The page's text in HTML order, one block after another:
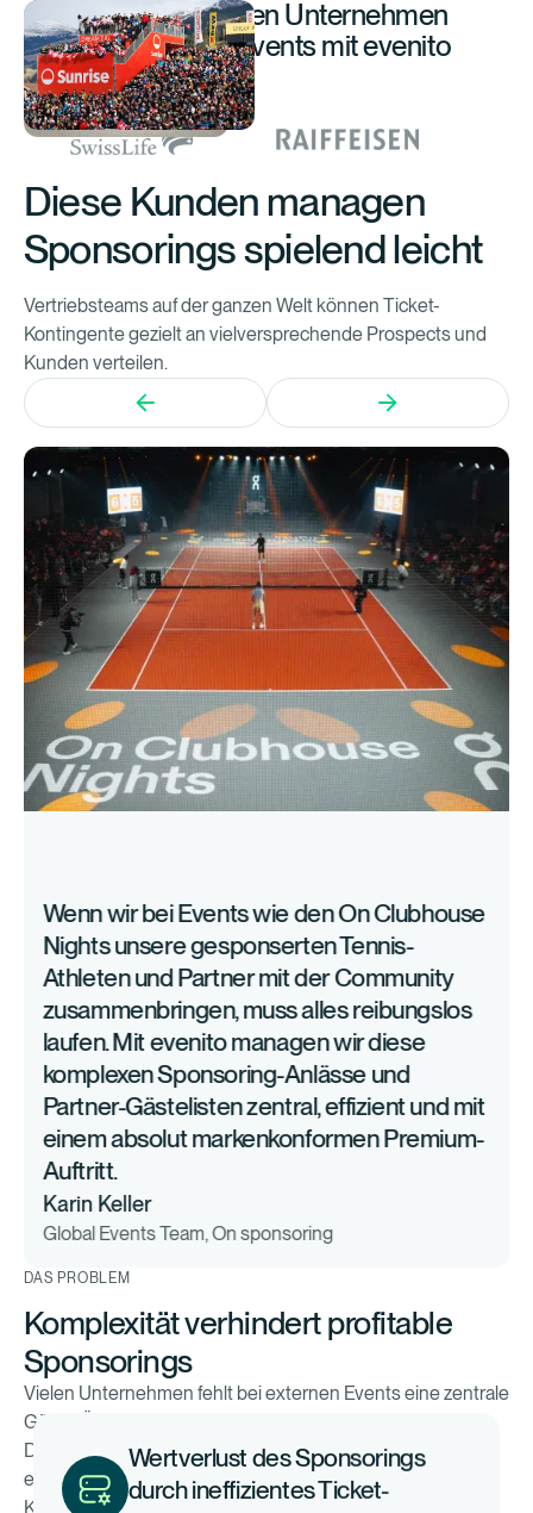
Diese führenden Unternehmen
organisieren Events mit evenito
Diese Kunden managen
Sponsorings spielend leicht
Vertriebsteams auf der ganzen Welt können Ticket-
Kontingente gezielt an vielversprechende Prospects und
Kunden verteilen.
Wenn wir bei Events wie den On Clubhouse
Nights unsere gesponserten Tennis-
Athleten und Partner mit der Community
zusammenbringen, muss alles reibungslos
laufen. Mit evenito managen wir diese
komplexen Sponsoring-Anlässe und
Partner-Gästelisten zentral, effizient und mit
einem absolut markenkonformen Premium-
Auftritt.
Karin Keller
Global Events Team, On sponsoring
DAS PROBLEM
Komplexität verhindert profitable
Sponsorings
Vielen Unternehmen fehlt bei externen Events eine zentrale
Gäste-Übersicht, genauso wie ein durchgängiger
Datenfluss. Individuelle Einladungen werden manuell
erstellt, was fehleranfällig ist und die markenkonforme
Kommunikation erschwert. Das Ergebnis: hoher Aufwand,
durch ineffizientes Ticket-
Management.